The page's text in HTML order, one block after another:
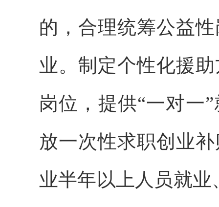
的，合理统筹公益
业。制定个性化援
岗位，提供“一对一
放一次性求职创业
业半年以上人员就